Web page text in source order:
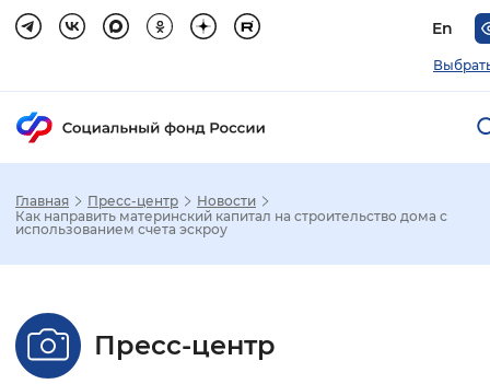
En
Настройка режима отображения
Стандартный
Главная Пресс-центр
Новости
Как направить материнский капитал на строительство дома с
использованием счета эскроу
Пресс-центр